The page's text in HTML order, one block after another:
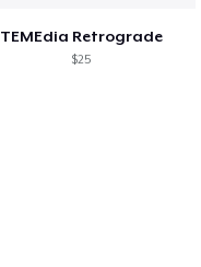
TEMEdia Retrograde
$25